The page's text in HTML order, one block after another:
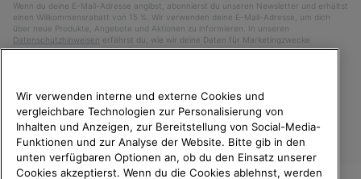
Wenn du deine E-Mail-Adresse angibst, abonnierst du unseren Newsletter und erhältst
einen Willkommensrabatt von 15 %. Wir verwenden deine E-Mail-Adresse, um dich
über neue Produkte, Angebote und Aktionen zu informieren. In unseren
Datenschutzhinweisen erfährst du, wie wir deine Daten für Marketingzwecke
verarbeiten und wie du deine Zustimmung widerrufen kannst.
Wir verwenden interne und externe Cookies und
vergleichbare Technologien zur Personalisierung von
Inhalten und Anzeigen, zur Bereitstellung von Social-Media-
Funktionen und zur Analyse der Website. Bitte gib in den
unten verfügbaren Optionen an, ob du den Einsatz unserer
Cookies akzeptierst. Wenn du die Cookies ablehnst, werden